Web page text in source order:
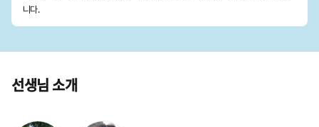
니다.
선생님 소개